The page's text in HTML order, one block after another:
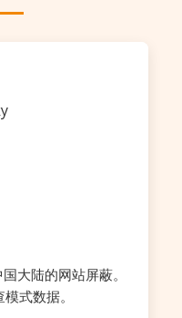
大陆的网站屏蔽。
式数据。